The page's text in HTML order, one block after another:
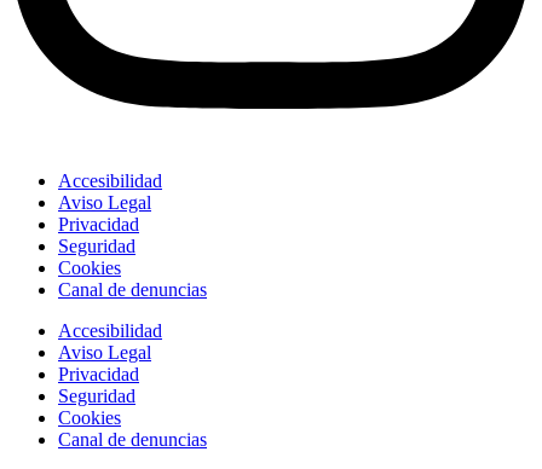
Accesibilidad
Aviso Legal
Privacidad
Seguridad
Cookies
Canal de denuncias
Accesibilidad
Aviso Legal
Privacidad
Seguridad
Cookies
Canal de denuncias